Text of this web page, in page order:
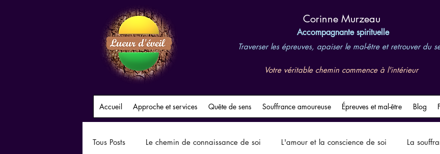
​Corinne Murzeau
Accompagnante spirituelle
Traverser les épreuves, apaiser le mal-être et retrouver du
Votre véritable chemin commence à l'intérieur
Accueil Approche et services Quête de sens Souffrance amoureuse Épreuves et mal-être Blog
Tous Posts Le chemin de connaissance de soi L'amour et la conscience de soi La